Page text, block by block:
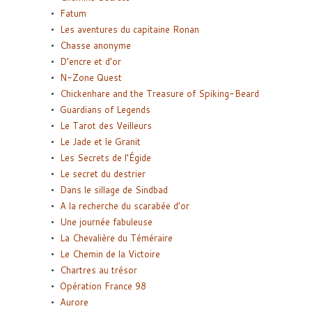
Fatum
Les aventures du capitaine Ronan
Chasse anonyme
D’encre et d’or
N-Zone Quest
Chickenhare and the Treasure of Spiking-Beard
Guardians of Legends
Le Tarot des Veilleurs
Le Jade et le Granit
Les Secrets de l’Égide
Le secret du destrier
Dans le sillage de Sindbad
A la recherche du scarabée d’or
Une journée fabuleuse
La Chevalière du Téméraire
Le Chemin de la Victoire
Chartres au trésor
Opération France 98
Aurore